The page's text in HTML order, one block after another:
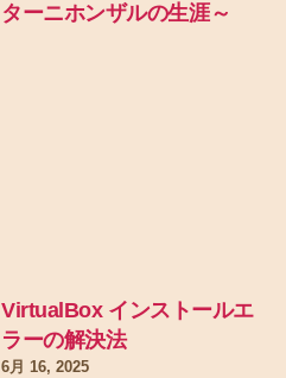
ターニホンザルの生涯～
VirtualBox インストールエ
ラーの解決法
6月 16, 2025